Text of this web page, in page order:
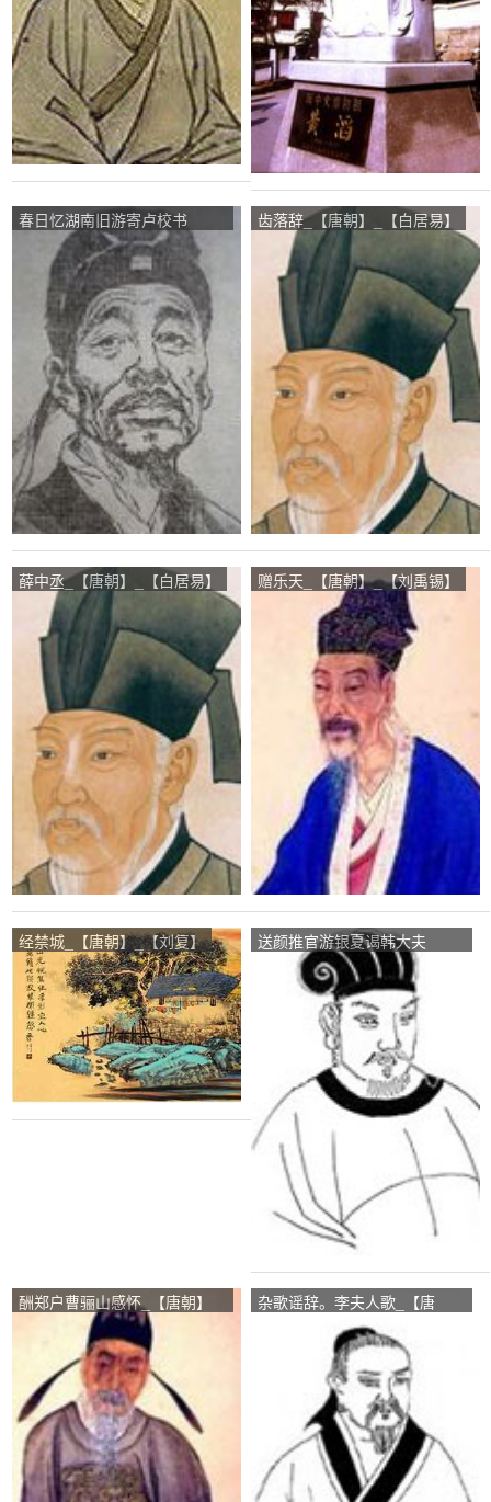
春日忆湖南旧游寄卢校书
_【唐朝】_【罗隐】
齿落辞_【唐朝】_【白居易】
薛中丞_【唐朝】_【白居易】 赠乐天_【唐朝】_【刘禹锡】
经禁城_【唐朝】_【刘复】
送颜推官游银夏谒韩大夫
_【唐朝】_【卢纶】
酬郑户曹骊山感怀_【唐朝】
_【韦应物】
杂歌谣辞。李夫人歌_【唐
朝】_【张祜】